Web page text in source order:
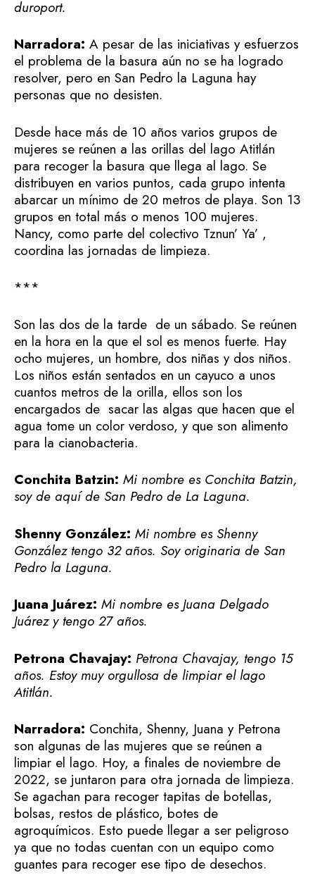
duroport.
Narradora: A pesar de las iniciativas y esfuerzos
el problema de la basura aún no se ha logrado
resolver, pero en San Pedro la Laguna hay
personas que no desisten.
Desde hace más de 10 años varios grupos de
mujeres se reúnen a las orillas del lago Atitlán
para recoger la basura que llega al lago. Se
distribuyen en varios puntos, cada grupo intenta
abarcar un mínimo de 20 metros de playa. Son 13
grupos en total más o menos 100 mujeres.
Nancy, como parte del colectivo Tznun’ Ya’ ,
coordina las jornadas de limpieza.
***
Son las dos de la tarde de un sábado. Se reúnen
en la hora en la que el sol es menos fuerte. Hay
ocho mujeres, un hombre, dos niñas y dos niños.
Los niños están sentados en un cayuco a unos
cuantos metros de la orilla, ellos son los
encargados de sacar las algas que hacen que el
agua tome un color verdoso, y que son alimento
para la cianobacteria.
Conchita Batzin: Mi nombre es Conchita Batzin,
soy de aquí de San Pedro de La Laguna.
Shenny González: Mi nombre es Shenny
González tengo 32 años. Soy originaria de San
Pedro la Laguna.
Juana Juárez: Mi nombre es Juana Delgado
Juárez y tengo 27 años.
Petrona Chavajay: Petrona Chavajay, tengo 15
años. Estoy muy orgullosa de limpiar el lago
Atitlán.
Narradora: Conchita, Shenny, Juana y Petrona
son algunas de las mujeres que se reúnen a
limpiar el lago. Hoy, a finales de noviembre de
2022, se juntaron para otra jornada de limpieza.
Se agachan para recoger tapitas de botellas,
bolsas, restos de plástico, botes de
agroquímicos. Esto puede llegar a ser peligroso
ya que no todas cuentan con un equipo como
guantes para recoger ese tipo de desechos.